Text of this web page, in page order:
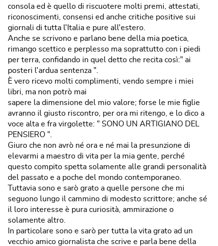
consola ed è quello di riscuotere molti premi, attestati,
riconoscimenti, consensi ed anche critiche positive sui
giornali di tutta l'Italia e pure all'estero.
Anche se scrivono e parlano bene della mia poetica,
rimango scettico e perplesso ma soprattutto con i piedi
per terra, confidando in quel detto che recita così:" ai
posteri l'ardua sentenza ".
È vero ricevo molti complimenti, vendo sempre i miei
libri, ma non potrò mai
sapere la dimensione del mio valore; forse le mie figlie
avranno il giusto riscontro, per ora mi ritengo, e lo dico a
voce alta e fra virgolette: " SONO UN ARTIGIANO DEL
PENSIERO ".
Giuro che non avrò né ora e né mai la presunzione di
elevarmi a maestro di vita per la mia gente, perché
questo compito spetta solamente alle grandi personalità
del passato e a poche del mondo contemporaneo.
Tuttavia sono e sarò grato a quelle persone che mi
seguono lungo il cammino di modesto scrittore; anche sé
il loro interesse è pura curiosità, ammirazione o
solamente altro.
In particolare sono e sarò per tutta la vita grato ad un
vecchio amico giornalista che scrive e parla bene della